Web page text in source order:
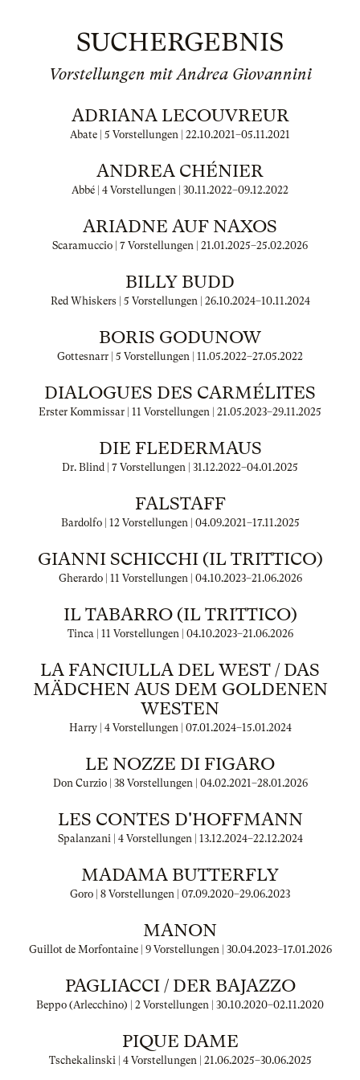
SUCHERGEBNIS
Vorstellungen mit Andrea Giovannini
ADRIANA LECOUVREUR
Abate | 5 Vorstellungen | 22.10.2021–05.11.2021
ANDREA CHÉNIER
Abbé | 4 Vorstellungen | 30.11.2022–09.12.2022
ARIADNE AUF NAXOS
Scaramuccio | 7 Vorstellungen | 21.01.2025–25.02.2026
BILLY BUDD
Red Whiskers | 5 Vorstellungen | 26.10.2024–10.11.2024
BORIS GODUNOW
Gottesnarr | 5 Vorstellungen | 11.05.2022–27.05.2022
DIALOGUES DES CARMÉLITES
Erster Kommissar | 11 Vorstellungen | 21.05.2023–29.11.2025
DIE FLEDERMAUS
Dr. Blind | 7 Vorstellungen | 31.12.2022–04.01.2025
FALSTAFF
Bardolfo | 12 Vorstellungen | 04.09.2021–17.11.2025
GIANNI SCHICCHI (IL TRITTICO)
Gherardo | 11 Vorstellungen | 04.10.2023–21.06.2026
IL TABARRO (IL TRITTICO)
Tinca | 11 Vorstellungen | 04.10.2023–21.06.2026
LA FANCIULLA DEL WEST / DAS
MÄDCHEN AUS DEM GOLDENEN
WESTEN
Harry | 4 Vorstellungen | 07.01.2024–15.01.2024
LE NOZZE DI FIGARO
Don Curzio | 38 Vorstellungen | 04.02.2021–28.01.2026
LES CONTES D'HOFFMANN
Spalanzani | 4 Vorstellungen | 13.12.2024–22.12.2024
MADAMA BUTTERFLY
Goro | 8 Vorstellungen | 07.09.2020–29.06.2023
MANON
Guillot de Morfontaine | 9 Vorstellungen | 30.04.2023–17.01.2026
PAGLIACCI / DER BAJAZZO
Beppo (Arlecchino) | 2 Vorstellungen | 30.10.2020–02.11.2020
PIQUE DAME
Tschekalinski | 4 Vorstellungen | 21.06.2025–30.06.2025